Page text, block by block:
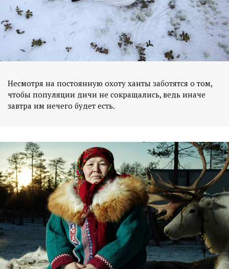
Несмотря на постоянную охоту ханты заботятся о том,
чтобы популяции дичи не сокращались, ведь иначе
завтра им нечего будет есть.